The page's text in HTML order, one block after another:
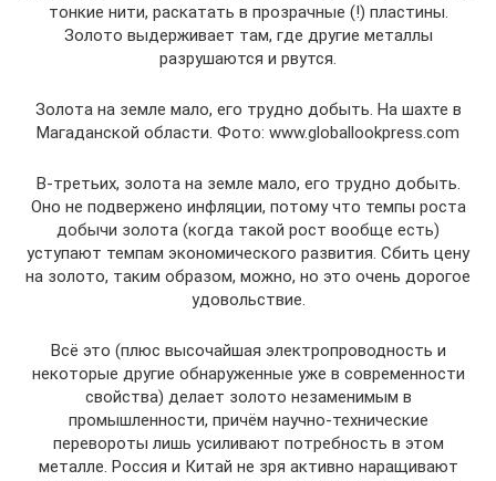
тонкие нити, раскатать в прозрачные (!) пластины.
Золото выдерживает там, где другие металлы
разрушаются и рвутся.
Золота на земле мало, его трудно добыть. На шахте в
Магаданской области. Фото: www.globallookpress.com
В-третьих, золота на земле мало, его трудно добыть.
Оно не подвержено инфляции, потому что темпы роста
добычи золота (когда такой рост вообще есть)
уступают темпам экономического развития. Сбить цену
на золото, таким образом, можно, но это очень дорогое
удовольствие.
Всё это (плюс высочайшая электропроводность и
некоторые другие обнаруженные уже в современности
свойства) делает золото незаменимым в
промышленности, причём научно-технические
перевороты лишь усиливают потребность в этом
металле. Россия и Китай не зря активно наращивают